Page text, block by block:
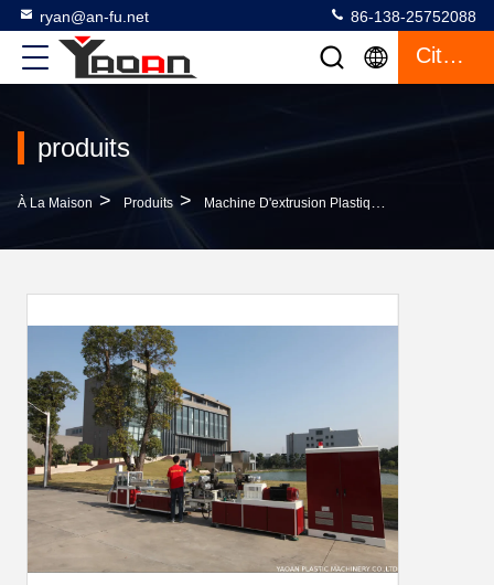
ryan@an-fu.net 86-138-25752088
Citation
produits
À La Maison > Produits > Machine D'extrusion Plastique